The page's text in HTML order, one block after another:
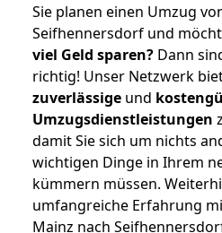
Sie planen einen Umzug
Seifhennersdorf und
viel Geld sparen? Dann
richtig! Unser Netzwerk
zuverlässige und
Umzugsdienstleistungen
damit Sie sich um nichts
wichtigen Dinge in Ihrem
kümmern müssen.
umfangreiche Erfahrung
Mainz nach